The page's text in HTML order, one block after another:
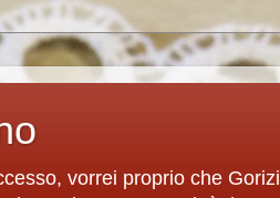
vorrei proprio che